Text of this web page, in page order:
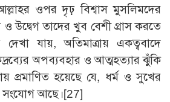
ওপর দৃঢ় বিশ্বাস মুসলিমদের
ও উদ্বেগ তাদের খুব বেশী গ্রাস করতে
যায়, অতিমাত্রায় একত্ববাদে
অপব্যবহার ও আত্মহত্যার ঝুঁকি
প্রমাণিত হয়েছে যে, ধর্ম ও সুখের
সংযোগ আছে।[27]